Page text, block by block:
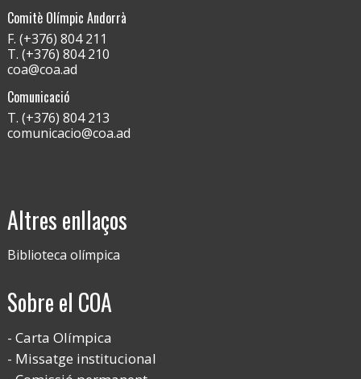
Comitè Olímpic Andorrà
F. (+376) 804 211
T. (+376) 804 210
coa@coa.ad
Comunicació
T. (+376) 804 213
comunicacio@coa.ad
Altres enllaços
Biblioteca olímpica
Sobre el COA
Carta Olímpica
Missatge institucional